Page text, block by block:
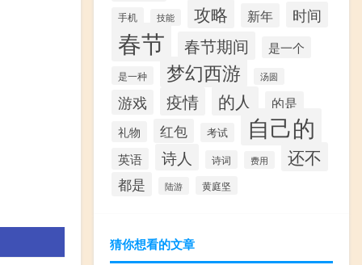
手机 技能 攻略 新年 时间
春节 春节期间 是一个
是一种 梦幻西游 汤圆
游戏 疫情 的人 的是
礼物 红包 考试 自己的
英语 诗人 诗词 费用 还不
都是 陆游 黄庭坚
猜你想看的文章